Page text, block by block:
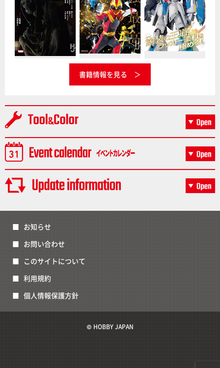
書籍情報を見る
お知らせ
お問い合わせ
このサイトについて
利用規約
個人情報保護方針
© HOBBY JAPAN